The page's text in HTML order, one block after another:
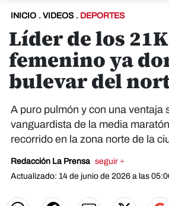
INICIO . VIDEOS . DEPORTES
Líder de los 21K
femenino ya
bulevar del
A puro pulmón y con una ventaja
vanguardista de la media
recorrido en la zona norte de la
Redacción La Prensa seguir +
Actualizado: 14 de junio de 2026 a las